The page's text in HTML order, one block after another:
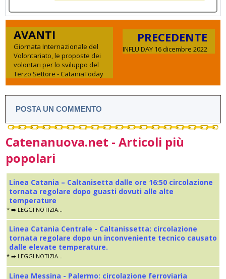
AVANTI
Giornata Internazionale del
Volontariato, le proposte dei
volontari per lo sviluppo del
Terzo Settore - CataniaToday
PRECEDENTE
INFLU DAY 16 dicembre 2022
POSTA UN COMMENTO
Catenanuova.net - Articoli più
popolari
Linea Catania – Caltanisetta dalle ore 16:50 circolazione
tornata regolare dopo guasti dovuti alle alte
temperature
* ➡️ LEGGI NOTIZIA...
Linea Catania Centrale - Caltanissetta: circolazione
tornata regolare dopo un inconveniente tecnico causato
dalle elevate temperature.
* ➡️ LEGGI NOTIZIA...
Linea Messina - Palermo: circolazione ferroviaria